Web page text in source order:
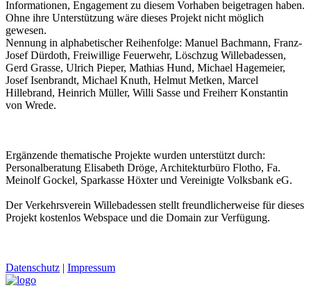
Informationen, Engagement zu diesem Vorhaben beigetragen haben.
Ohne ihre Unterstützung wäre dieses Projekt nicht möglich
gewesen.
Nennung in alphabetischer Reihenfolge: Manuel Bachmann, Franz-
Josef Dürdoth, Freiwillige Feuerwehr, Löschzug Willebadessen,
Gerd Grasse, Ulrich Pieper, Mathias Hund, Michael Hagemeier,
Josef Isenbrandt, Michael Knuth, Helmut Metken, Marcel
Hillebrand, Heinrich Müller, Willi Sasse und Freiherr Konstantin
von Wrede.
Ergänzende thematische Projekte wurden unterstützt durch:
Personalberatung Elisabeth Dröge, Architekturbüro Flotho, Fa.
Meinolf Gockel, Sparkasse Höxter und Vereinigte Volksbank eG.
Der Verkehrsverein Willebadessen stellt freundlicherweise für dieses
Projekt kostenlos Webspace und die Domain zur Verfügung.
Datenschutz | Impressum